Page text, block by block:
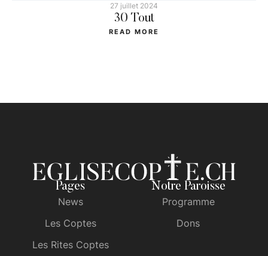
27 juillet 2024
30 Tout
READ MORE
Pages
News
Les Coptes
Les Rites Coptes
Notre Paroisse
Programme
Dons